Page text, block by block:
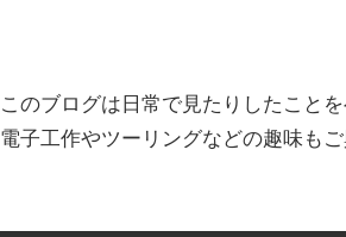
このブログは日常で見たりしたこと
電子工作やツーリングなどの趣味も